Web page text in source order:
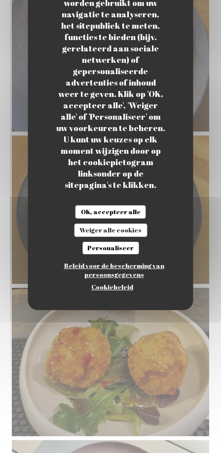
worden gebruikt om uw
navigatie te analyseren,
het sitepubliek te meten,
functies te bieden (bijv.
gerelateerd aan sociale
netwerken) of
gepersonaliseerde
advertenties of inhoud
weer te geven. Klik op 'OK,
accepteer alle', 'Weiger
alle' of 'Personaliseer' om
uw voorkeuren te beheren.
U kunt uw keuzes op elk
moment wijzigen door op
het cookiepictogram
linksonder op de
sitepagina's te klikken.
OK, accepteer alle
Weiger alle cookies
Personaliseer
Beleid voor de bescherming van
persoonsgegevens
Cookiebeleid
FOO D RINK